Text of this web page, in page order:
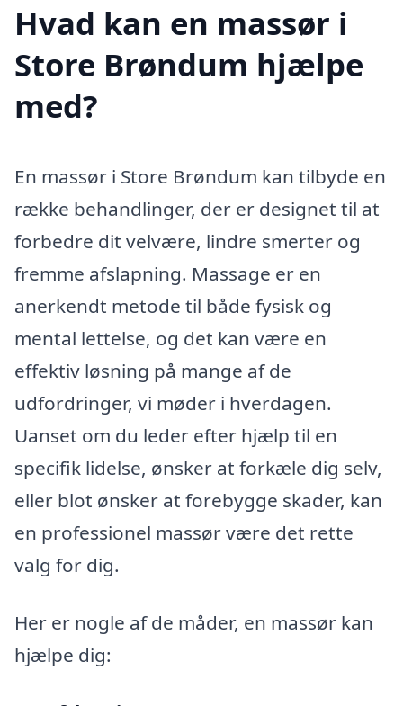
Hvad kan en massør i
Store Brøndum hjælpe
med?
En massør i Store Brøndum kan tilbyde en
række behandlinger, der er designet til at
forbedre dit velvære, lindre smerter og
fremme afslapning. Massage er en
anerkendt metode til både fysisk og
mental lettelse, og det kan være en
effektiv løsning på mange af de
udfordringer, vi møder i hverdagen.
Uanset om du leder efter hjælp til en
specifik lidelse, ønsker at forkæle dig selv,
eller blot ønsker at forebygge skader, kan
en professionel massør være det rette
valg for dig.
Her er nogle af de måder, en massør kan
hjælpe dig: